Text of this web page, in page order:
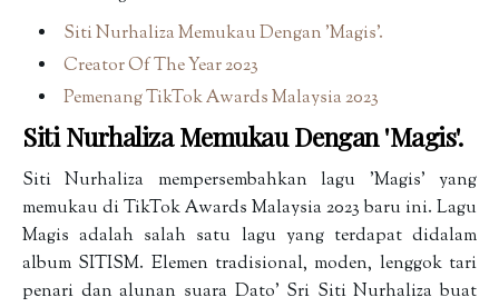
Siti Nurhaliza Memukau Dengan 'Magis'.
Creator Of The Year 2023
Pemenang TikTok Awards Malaysia 2023
Siti Nurhaliza Memukau Dengan 'Magis'.
Siti Nurhaliza mempersembahkan lagu 'Magis' yang
memukau di TikTok Awards Malaysia 2023 baru ini. Lagu
Magis adalah salah satu lagu yang terdapat didalam
album SITISM. Elemen tradisional, moden, lenggok tari
penari dan alunan suara Dato' Sri Siti Nurhaliza buat